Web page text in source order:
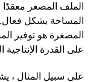
الملف المصغر
المساحة بشكل
المصغرة هو توفير
على القدرة الإنتاجية
على سبيل المثال ،